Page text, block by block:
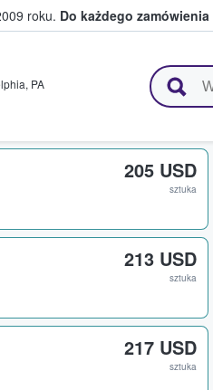
roku. Do każdego
i kibice kupują i
, PA
205 USD
sztuka
213 USD
sztuka
217 USD
sztuka